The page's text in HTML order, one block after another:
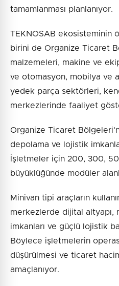
tamamlanması planlanıyor.
TEKNOSAB ekosisteminin
birini de Organize Ticaret
malzemeleri, makine ve
ve otomasyon, mobilya ve
yedek parça sektörleri,
merkezlerinde faaliyet
Organize Ticaret
depolama ve lojistik
İşletmeler için 200, 300,
büyüklüğünde modüler
Minivan tipi araçların
merkezlerde dijital altyapı,
imkanları ve güçlü lojistik
Böylece işletmelerin
düşürülmesi ve ticaret
amaçlanıyor.